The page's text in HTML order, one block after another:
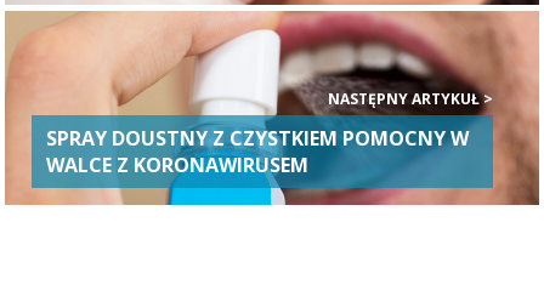
NASTĘPNY ARTYKUŁ >
SPRAY DOUSTNY Z CZYSTKIEM POMOCNY W
WALCE Z KORONAWIRUSEM